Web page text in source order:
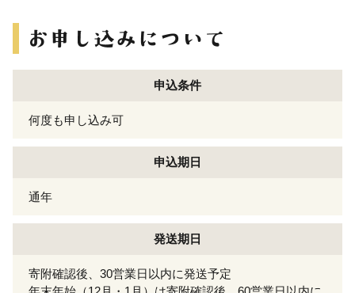
申込条件
何度も申し込み可
申込期日
通年
発送期日
寄附確認後、30営業日以内に発送予定